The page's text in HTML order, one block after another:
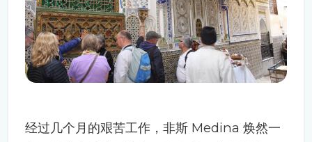
经过几个月的艰苦工作，非斯 Medina 焕然一